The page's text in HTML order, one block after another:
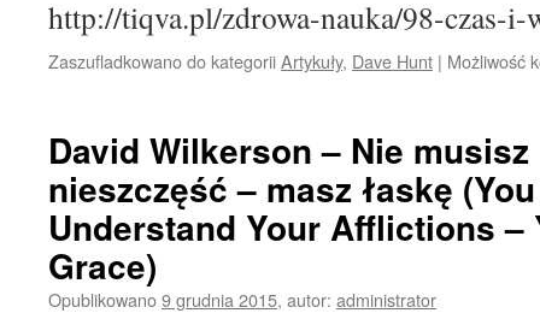
http://tiqva.pl/zdrowa-nauka/98-czas-i-
Zaszufladkowano do kategoriiArtykuły, Dave Hunt | Możliwość
David Wilkerson – Nie
nieszczęść – masz łaskę
Understand Your Afflictions –
Grace)
Opublikowano9 grudnia 2015, autor: administrator